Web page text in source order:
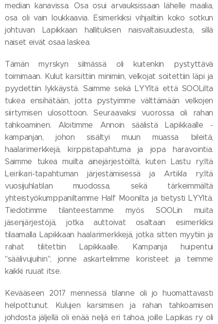
median kanavissa. Osa osui arvauksissaan lähelle maalia,
osa oli vain loukkaavia. Esimerkiksi vihjailtiin koko sotkun
johtuvan Lapikkaan hallituksen naisvaltaisuudesta, sillä
naiset eivät osaa laskea.
Tämän myrskyn silmässä oli kuitenkin pystyttävä
toimimaan. Kulut karsittiin minimiin, velkojat soitettiin läpi ja
pyydettiin lykkäystä. Saimme sekä LYYltä että SOOLilta
tukea ensihätään, jotta pystyimme välttämään velkojen
siirtymisen ulosottoon. Seuraavaksi vuorossa oli rahan
tahkoaminen. Aloitimme Annoin säälistä Lapikkaalle -
kampanjan, johon sisältyi muun muassa bileitä,
haalarimerkkejä, kirppistapahtuma ja jopa haravointia.
Saimme tukea muilta ainejärjestöiltä, kuten Lastu ry:ltä
Leirikari-tapahtuman järjestämisessä ja Artikla ry:ltä
vuosijuhlatilan muodossa, sekä tärkeimmältä
yhteistyökumppaniltamme Half Moonilta ja tietysti LYYltä.
Tiedotimme tilanteestamme myös SOOLin muita
jäsenjärjestöjä, jotka auttoivat osaltaan esimerkiksi
tilaamalla Lapikkaan haalarimerkkejä, jotka sitten myytiin ja
rahat tilitettiin Lapikkaalle. Kampanja huipentui
"säälivujuihin", jonne askartelimme koristeet ja teimme
kaikki ruuat itse.
Kevääseen 2017 mennessä tilanne oli jo huomattavasti
helpottunut. Kulujen karsimisen ja rahan tahkoamisen
johdosta jäljellä oli enää neljä eri tahoa, joille Lapikas ry oli